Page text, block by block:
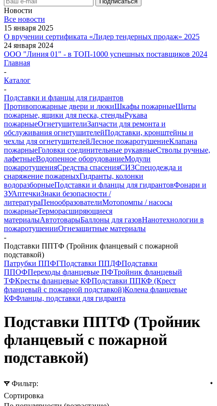
Новости
Все новости
15 января 2025
О вручении сертификата «Лидер тендерных продаж» 2025
24 января 2024
ООО "Линия 01" - в ТОП-1000 успешных поставщиков 2024
Главная
-
Каталог
-
Подставки и фланцы для гидрантов
Противопожарные двери и люкиШкафы пожарныеЩиты
пожарные, ящики для песка, стендыРукава
пожарныеОгнетушителиЗапчасти для ремонта и
обслуживания огнетушителейПодставки, кронштейны и
чехлы для огнетушителейЛесное пожаротушениеКлапана
пожарныеГоловки соединительные рукавныеСтволы ручные,
лафетныеВодопенное оборудованиеМодули
пожаротушенияСредства спасенияСИЗСпецодежда и
снаряжение пожарныхГидранты, колонки
водоразборныеПодставки и фланцы для гидрантовФонари и
ЗУАптечкиЗнаки безопасности /
литератураПенообразователиМотопомпы / насосы
пожарныеТерморасширяющиеся
материалыАвтотоварыБаллоны для газовНанотехнологии в
пожаротушенииОгнезащитные материалы
-
Подставки ППТФ (Тройник фланцевый с пожарной
подставкой)
Патрубки ППФГПодставки ППДФПодставки
ППОФПереходы фланцевые ПФТройник фланцевый
ТФКресты фланцевые КФПодставки ППКФ (Крест
фланцевый с пожарной подставкой)Колена фланцевые
КФФланцы, подставки для гидранта
Подставки ППТФ (Тройник
фланцевый с пожарной
подставкой)
Фильтр:
Сортировка